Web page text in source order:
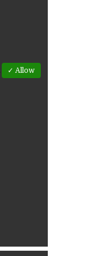
✓ Allow